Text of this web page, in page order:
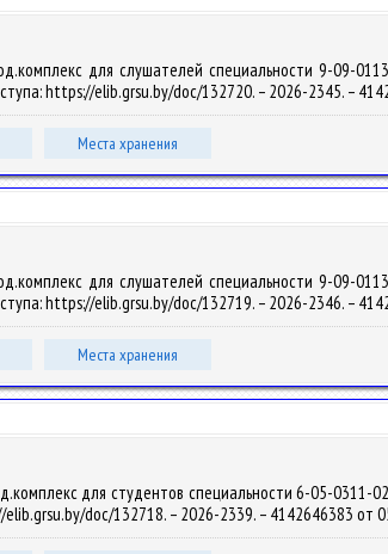
для слушателей специальности 9-09-
https://elib.grsu.by/doc/132720. – 2026-2345. –
Места хранения
для слушателей специальности 9-09-
https://elib.grsu.by/doc/132719. – 2026-2346. –
Места хранения
для студентов специальности 6-05-0311-
doc/132718. – 2026-2339. – 4142646383 от